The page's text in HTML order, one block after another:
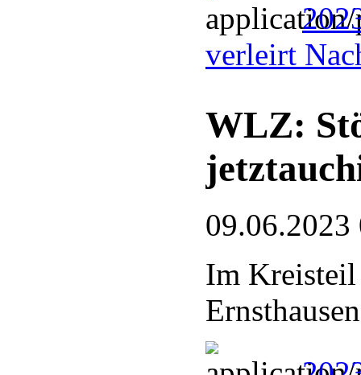
verleirt
WLZ:
09.06.2023
Im Kreisteil